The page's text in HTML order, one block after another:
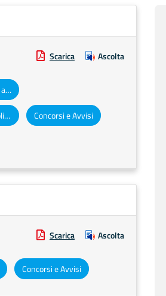
Scarica Ascolta
Atti dell'amministrazione regionale ad obbligo di pubblicazione
Atti degli enti locali e degli enti pubblici e privati Concorsi e Avvisi
Scarica Ascolta
Concorsi e Avvisi